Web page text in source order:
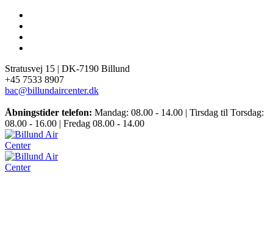
Stratusvej 15 | DK-7190 Billund
+45 7533 8907
bac@billundaircenter.dk
Åbningstider telefon: Mandag: 08.00 - 14.00 | Tirsdag til Torsdag:
08.00 - 16.00 | Fredag 08.00 - 14.00